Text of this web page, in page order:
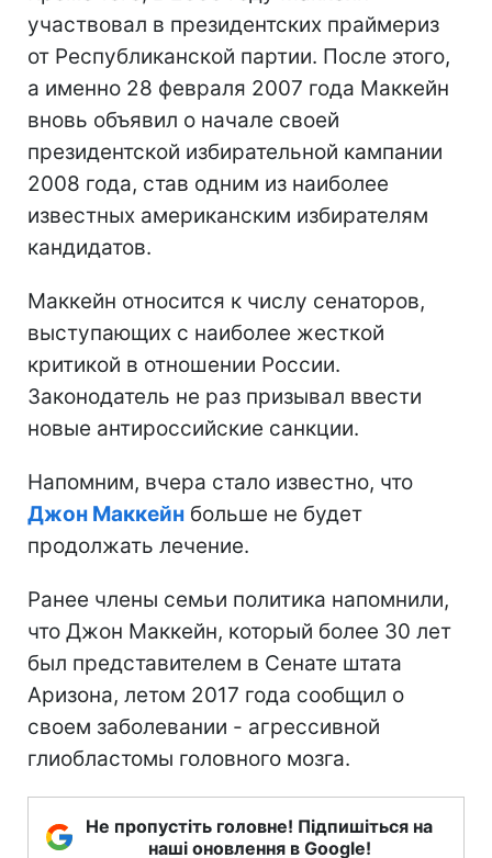
участвовал в президентских праймериз
от Республиканской партии. После этого,
а именно 28 февраля 2007 года Маккейн
вновь объявил о начале своей
президентской избирательной кампании
2008 года, став одним из наиболее
известных американским избирателям
кандидатов.
Маккейн относится к числу сенаторов,
выступающих с наиболее жесткой
критикой в отношении России.
Законодатель не раз призывал ввести
новые антироссийские санкции.
Напомним, вчера стало известно, что
Джон Маккейн больше не будет
продолжать лечение.
Ранее члены семьи политика напомнили,
что Джон Маккейн, который более 30 лет
был представителем в Сенате штата
Аризона, летом 2017 года сообщил о
своем заболевании - агрессивной
глиобластомы головного мозга.
Не пропустіть головне! Підпишіться на
наші оновлення в Google!